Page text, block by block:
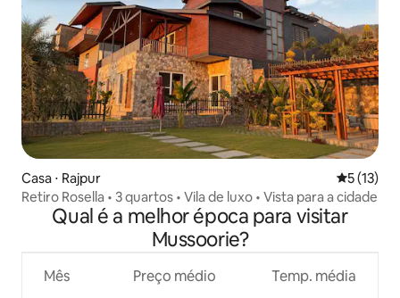
Casa ⋅ Rajpur 5 de uma
5 (13)
Retiro Rosella • 3 quartos • Vila de luxo • Vista para a cidade
Qual é a melhor época para visitar
Mussoorie?
Mês Preço médio Temp. média